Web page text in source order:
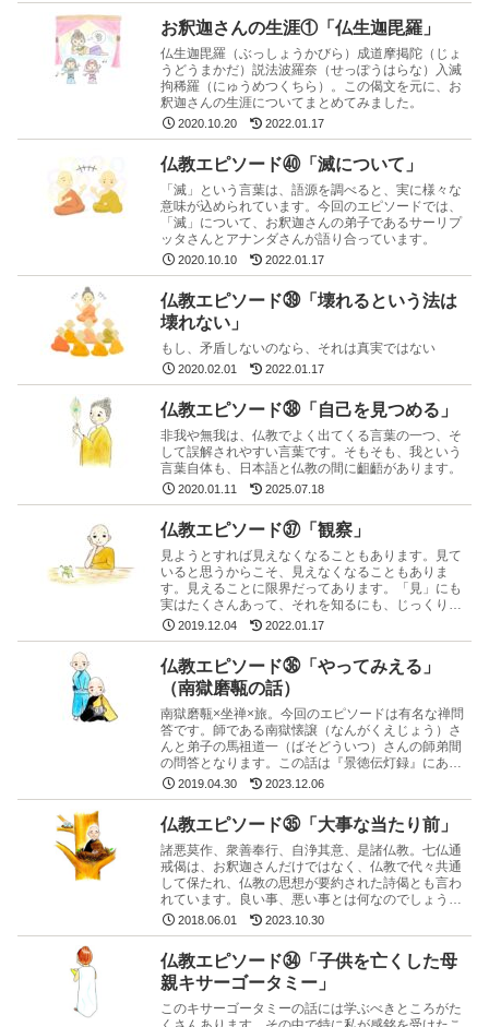
お釈迦さんの生涯①「仏生迦毘羅」
仏生迦毘羅（ぶっしょうかびら）成道摩掲陀（じょ
うどうまかだ）説法波羅奈（せっぽうはらな）入滅
拘稀羅（にゅうめつくちら）。この偈文を元に、お
釈迦さんの生涯についてまとめてみました。
2020.10.20 2022.01.17
仏教エピソード㊵「滅について」
「滅」という言葉は、語源を調べると、実に様々な
意味が込められています。今回のエピソードでは、
「滅」について、お釈迦さんの弟子であるサーリプ
ッタさんとアナンダさんが語り合っています。
2020.10.10 2022.01.17
仏教エピソード㊴「壊れるという法は
壊れない」
もし、矛盾しないのなら、それは真実ではない
2020.02.01 2022.01.17
仏教エピソード㊳「自己を見つめる」
非我や無我は、仏教でよく出てくる言葉の一つ、そ
して誤解されやすい言葉です。そもそも、我という
言葉自体も、日本語と仏教の間に齟齬があります。
2020.01.11 2025.07.18
仏教エピソード㊲「観察」
見ようとすれば見えなくなることもあります。見て
いると思うからこそ、見えなくなることもありま
す。見えることに限界だってあります。「見」にも
実はたくさんあって、それを知るにも、じっくり観
察しなければなりません。
2019.12.04 2022.01.17
仏教エピソード㊱「やってみえる」
（南獄磨甎の話）
南獄磨甎×坐禅×旅。今回のエピソードは有名な禅問
答です。師である南獄懐譲（なんがくえじょう）さ
んと弟子の馬祖道一（ばそどういつ）さんの師弟間
の問答となります。この話は『景徳伝灯録』にある
のですが、今回は道元禅師さんの書物を基に訳しま
2019.04.30 2023.12.06
仏教エピソード㉟「大事な当たり前」
諸悪莫作、衆善奉行、自浄其意、是諸仏教。七仏通
戒偈は、お釈迦さんだけではなく、仏教で代々共通
して保たれ、仏教の思想が要約された詩偈とも言わ
れています。良い事、悪い事とは何なのでしょう
か。2018.06.01 2023.10.30
仏教エピソード㉞「子供を亡くした母
親キサーゴータミー」
このキサーゴータミーの話には学ぶべきところがた